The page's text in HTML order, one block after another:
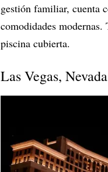
gestión familiar, cuenta
comodidades
piscina cubierta.
Las Vegas, Nevada